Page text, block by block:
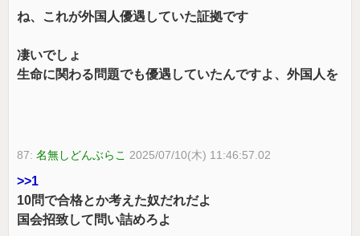
ね、これが外国人優遇していた証拠です
凄いでしょ
生命に関わる問題でも優遇していたんですよ、外国人を
87:名無しどんぶらこ 2025/07/10(木) 11:46:57.02
>>1
10問で合格とか考えた奴だれだよ
国会招致して問い詰めろよ